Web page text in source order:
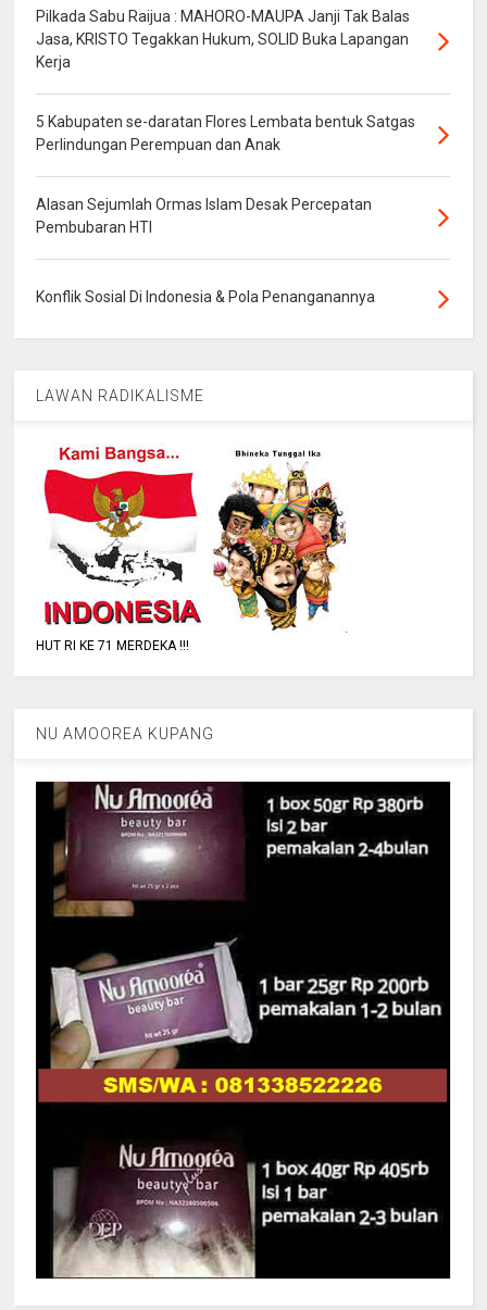
Pilkada Sabu Raijua : MAHORO-MAUPA Janji Tak Balas
Jasa, KRISTO Tegakkan Hukum, SOLID Buka Lapangan
Kerja
5 Kabupaten se-daratan Flores Lembata bentuk Satgas
Perlindungan Perempuan dan Anak
Alasan Sejumlah Ormas Islam Desak Percepatan
Pembubaran HTI
Konflik Sosial Di Indonesia & Pola Penanganannya
LAWAN RADIKALISME
HUT RI KE 71 MERDEKA !!!
NU AMOOREA KUPANG